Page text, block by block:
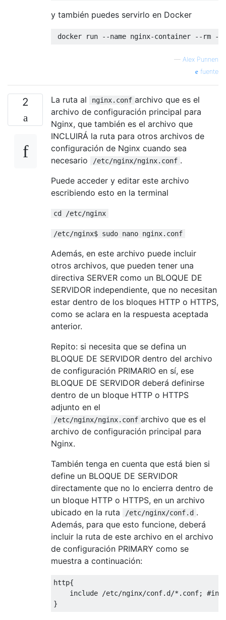
y también puedes servirlo en Docker
— Alex Punnen
fuente
2 La ruta al nginx.conf archivo que es el
archivo de configuración principal para
Nginx, que también es el archivo que
INCLUIRÁ la ruta para otros archivos de
configuración de Nginx cuando sea
necesario
/etc/nginx/nginx.conf .
Puede acceder y editar este archivo
escribiendo esto en la terminal
cd /etc/nginx
/etc/nginx$ sudo nano nginx.conf
Además, en este archivo puede incluir
otros archivos, que pueden tener una
directiva SERVER como un BLOQUE DE
SERVIDOR independiente, que no necesitan
estar dentro de los bloques HTTP o HTTPS,
como se aclara en la respuesta aceptada
anterior.
Repito: si necesita que se defina un
BLOQUE DE SERVIDOR dentro del archivo
de configuración PRIMARIO en sí, ese
BLOQUE DE SERVIDOR deberá definirse
dentro de un bloque HTTP o HTTPS
adjunto en el
/etc/nginx/nginx.conf archivo que es el
archivo de configuración principal para
Nginx.
También tenga en cuenta que está bien si
define un BLOQUE DE SERVIDOR
directamente que no lo encierra dentro de
un bloque HTTP o HTTPS, en un archivo
ubicado en la ruta
/etc/nginx/conf.d .
Además, para que esto funcione, deberá
incluir la ruta de este archivo en el archivo
de configuración PRIMARY como se
muestra a continuación:
http{
include /etc/nginx/conf.d/*.conf;